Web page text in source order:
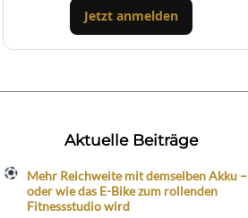
Jetzt anmelden
Aktuelle Beiträge
Mehr Reichweite mit demselben Akku –
oder wie das E-Bike zum rollenden
Fitnessstudio wird